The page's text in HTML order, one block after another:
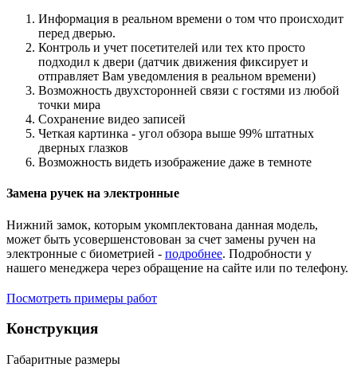
Информация в реальном времени о том что происходит
перед дверью.
Контроль и учет посетителей или тех кто просто
подходил к двери (датчик движения фиксирует и
отправляет Вам уведомления в реальном времени)
Возможность двухсторонней связи с гостями из любой
точки мира
Сохранение видео записей
Четкая картинка - угол обзора выше 99% штатных
дверных глазков
Возможность видеть изображение даже в темноте
Замена ручек на электронные
Нижний замок, которым укомплектована данная модель,
может быть усовершенстовован за счет замены ручен на
электронные с биометрией - подробнее. Подробности у
нашего менеджера через обращение на сайте или по телефону.
Посмотреть примеры работ
Конструкция
Габаритные размеры